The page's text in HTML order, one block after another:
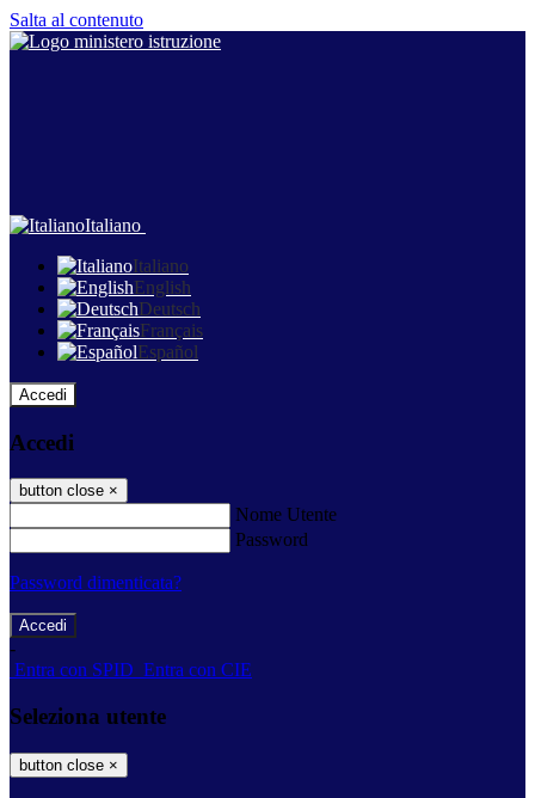
Salta al contenuto
Italiano
Italiano
English
Deutsch
Français
Español
Accedi
Accedi
button close ×
Nome Utente
Password
Password dimenticata?
-
Entra con SPID Entra con CIE
Seleziona utente
button close ×